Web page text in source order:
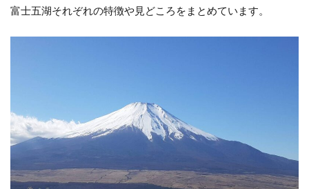
富士五湖それぞれの特徴や見どころをまとめています。